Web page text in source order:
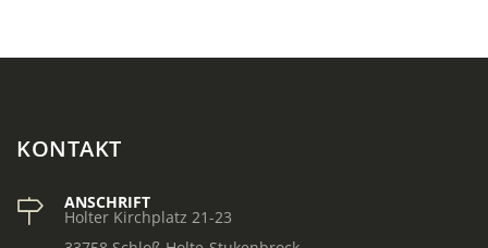
KONTAKT
ANSCHRIFT
Holter Kirchplatz 21-23